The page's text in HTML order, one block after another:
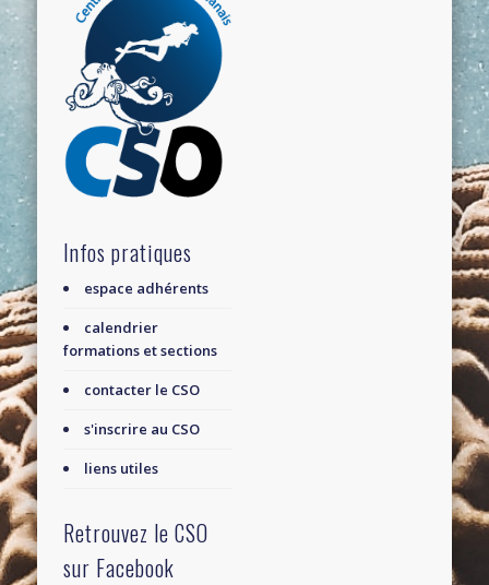
Infos pratiques
espace adhérents
calendrier
formations et sections
contacter le CSO
s'inscrire au CSO
liens utiles
Retrouvez le CSO
sur Facebook